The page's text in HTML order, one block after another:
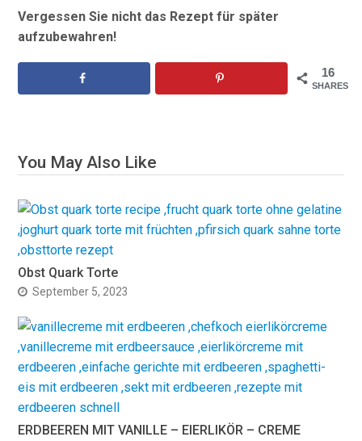
Vergessen Sie nicht das Rezept für später
aufzubewahren!
16
SHARES
You May Also Like
Obst Quark Torte
September 5, 2023
ERDBEEREN MIT VANILLE – EIERLIKÖR – CREME